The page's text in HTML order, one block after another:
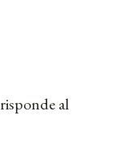
al